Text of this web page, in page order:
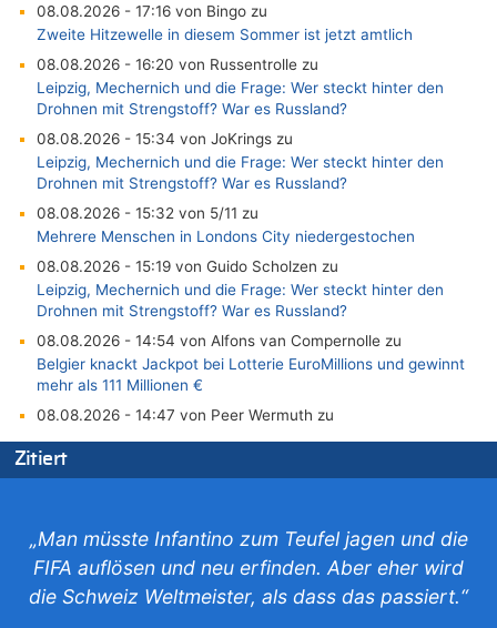
08.08.2026 - 17:16 von Bingo zu
Zweite Hitzewelle in diesem Sommer ist jetzt amtlich
08.08.2026 - 16:20 von Russentrolle zu
Leipzig, Mechernich und die Frage: Wer steckt hinter den
Drohnen mit Strengstoff? War es Russland?
08.08.2026 - 15:34 von JoKrings zu
Leipzig, Mechernich und die Frage: Wer steckt hinter den
Drohnen mit Strengstoff? War es Russland?
08.08.2026 - 15:32 von 5/11 zu
Mehrere Menschen in Londons City niedergestochen
08.08.2026 - 15:19 von Guido Scholzen zu
Leipzig, Mechernich und die Frage: Wer steckt hinter den
Drohnen mit Strengstoff? War es Russland?
08.08.2026 - 14:54 von Alfons van Compernolle zu
Belgier knackt Jackpot bei Lotterie EuroMillions und gewinnt
mehr als 111 Millionen €
08.08.2026 - 14:47 von Peer Wermuth zu
Leipzig, Mechernich und die Frage: Wer steckt hinter den
Drohnen mit Strengstoff? War es Russland?
Tempolimit in 30er-Zonen – Untersuchung von Vias
08.08.2026 - 13:23 von Hugo Egon Bernhard von Sinnen zu
Leipzig, Mechernich und die Frage: Wer steckt hinter den
Drohnen mit Strengstoff? War es Russland?
Zitiert
„Man müsste Infantino zum Teufel jagen und die
FIFA auflösen und neu erfinden. Aber eher wird
die Schweiz Weltmeister, als dass das passiert.“